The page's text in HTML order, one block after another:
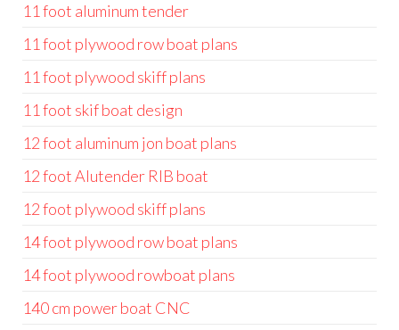
11 foot aluminum tender
11 foot plywood row boat plans
11 foot plywood skiff plans
11 foot skif boat design
12 foot aluminum jon boat plans
12 foot Alutender RIB boat
12 foot plywood skiff plans
14 foot plywood row boat plans
14 foot plywood rowboat plans
140 cm power boat CNC